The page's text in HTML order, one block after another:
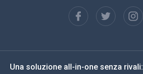
Español
Deutsch
Una soluzione all-in-one senza rivali: